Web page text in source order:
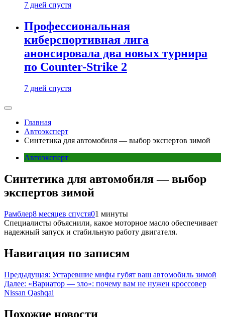
7 дней спустя
Профессиональная
киберспортивная лига
анонсировала два новых турнира
по Counter-Strike 2
7 дней спустя
Главная
Автоэксперт
Синтетика для автомобиля — выбор экспертов зимой
Автоэксперт
Синтетика для автомобиля — выбор
экспертов зимой
Рамблер8 месяцев спустя01 минуты
Специалисты объяснили, какое моторное масло обеспечивает
надежный запуск и стабильную работу двигателя.
Навигация по записям
Предыдущая: Устаревшие мифы губят ваш автомобиль зимой
Далее: «Вариатор — зло»: почему вам не нужен кроссовер
Nissan Qashqai
Похожие новости